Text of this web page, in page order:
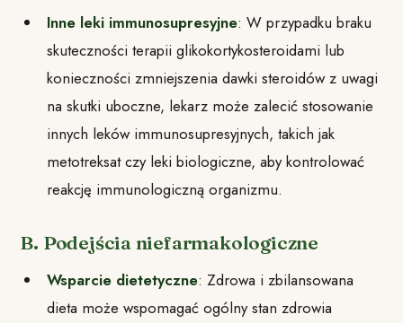
Inne leki immunosupresyjne: W przypadku braku
skuteczności terapii glikokortykosteroidami lub
konieczności zmniejszenia dawki steroidów z uwagi
na skutki uboczne, lekarz może zalecić stosowanie
innych leków immunosupresyjnych, takich jak
metotreksat czy leki biologiczne, aby kontrolować
reakcję immunologiczną organizmu.
B. Podejścia niefarmakologiczne
Wsparcie dietetyczne: Zdrowa i zbilansowana
dieta może wspomagać ogólny stan zdrowia